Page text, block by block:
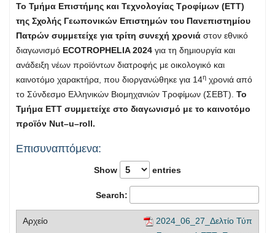
Το Τμήμα Επιστήμης και Τεχνολογίας Τροφίμων (ΕΤΤ)
της Σχολής Γεωπονικών Επιστημών του Πανεπιστημίου
Πατρών συμμετείχε για τρίτη συνεχή χρονιά στον εθνικό
διαγωνισμό ECOTROPHELIA2024 για τη δημιουργία και
ανάδειξη νέων προϊόντων διατροφής με οικολογικό και
καινοτόμο χαρακτήρα, που διοργανώθηκε για 14η χρονιά από
το Σύνδεσμο Ελληνικών Βιομηχανιών Τροφίμων (ΣΕΒΤ). Το
Τμήμα ΕΤΤ συμμετείχε στο διαγωνισμό με το καινοτόμο
προϊόν Nut–u–roll.
Επισυναπτόμενα:
Show entries
Search:
2024_06_27_Δελτίο Τύπ